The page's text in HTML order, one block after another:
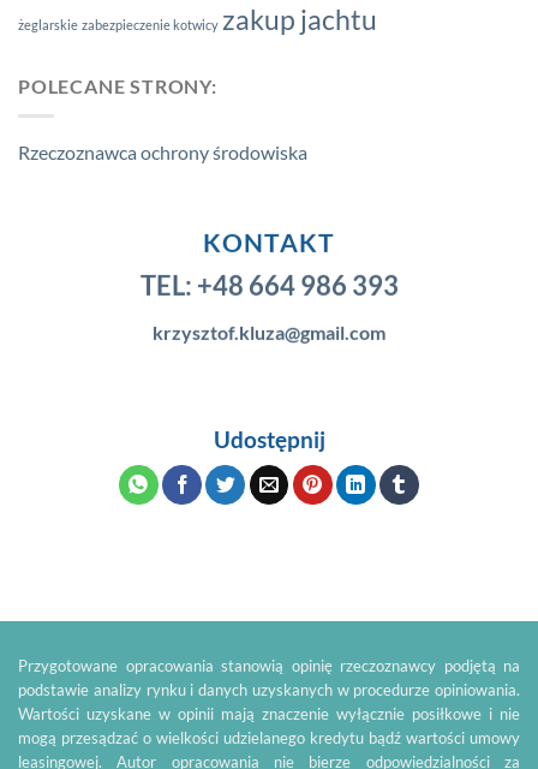
żeglarskie zabezpieczenie kotwicy zakup jachtu
POLECANE STRONY:
Rzeczoznawca ochrony środowiska
KONTAKT
TEL: +48 664 986 393
krzysztof.kluza@gmail.com
Udostępnij
Przygotowane opracowania stanowią opinię rzeczoznawcy podjętą na
podstawie analizy rynku i danych uzyskanych w procedurze opiniowania.
Wartości uzyskane w opinii mają znaczenie wyłącznie posiłkowe i nie
mogą przesądzać o wielkości udzielanego kredytu bądź wartości umowy
leasingowej. Autor opracowania nie bierze odpowiedzialności za